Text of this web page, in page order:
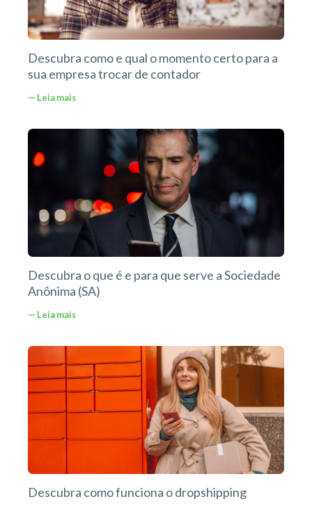
Descubra como e qual o momento certo para a
sua empresa trocar de contador
— Leia mais
Descubra o que é e para que serve a Sociedade
Anônima (SA)
— Leia mais
Descubra como funciona o dropshipping